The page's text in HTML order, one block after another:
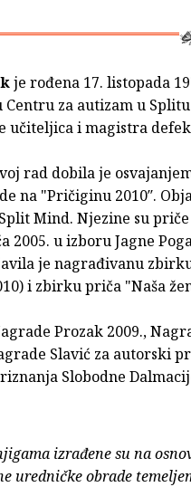
je rođena 17. listopada
Centru za autizam u
učiteljica i magistra
rad dobila je
na "Pričiginu 2010″.
Mind. Njezine su
2005. u izboru Jagne
je nagrađivanu
i zbirku priča "Naša
Prozak 2009.,
Slavić za autorski
Slobodne
izrađene su na
uredničke obrade